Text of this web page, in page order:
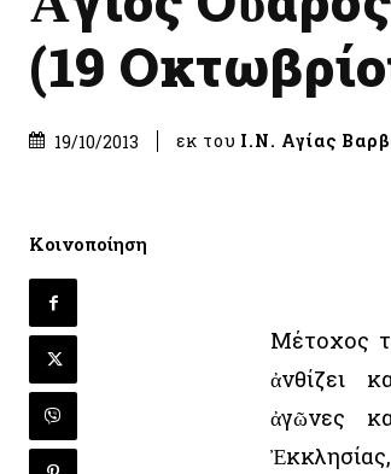
(19
19/10/2013 εκ του Ι.Ν. Αγίας
Κοινοποίηση
Μέτοχος
ἀνθίζει
ἀγῶνες